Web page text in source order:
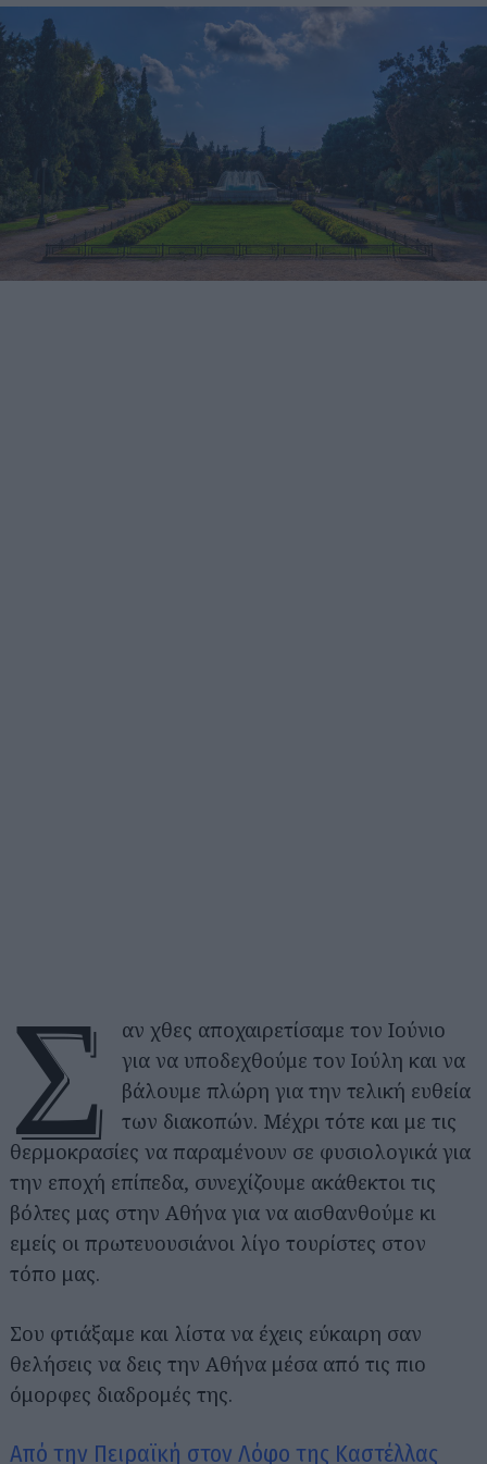
Σ
αν χθες αποχαιρετίσαμε τον Ιούνιο
για να υποδεχθούμε τον Ιούλη και να
βάλουμε πλώρη για την τελική ευθεία
των διακοπών. Μέχρι τότε και με τις
θερμοκρασίες να παραμένουν σε φυσιολογικά για
την εποχή επίπεδα, συνεχίζουμε ακάθεκτοι τις
βόλτες μας στην Αθήνα για να αισθανθούμε κι
εμείς οι πρωτευουσιάνοι λίγο τουρίστες στον
τόπο μας.
Σου φτιάξαμε και λίστα να έχεις εύκαιρη σαν
θελήσεις να δεις την Αθήνα μέσα από τις πιο
όμορφες διαδρομές της.
Από την Πειραϊκή στον Λόφο της Καστέλλας